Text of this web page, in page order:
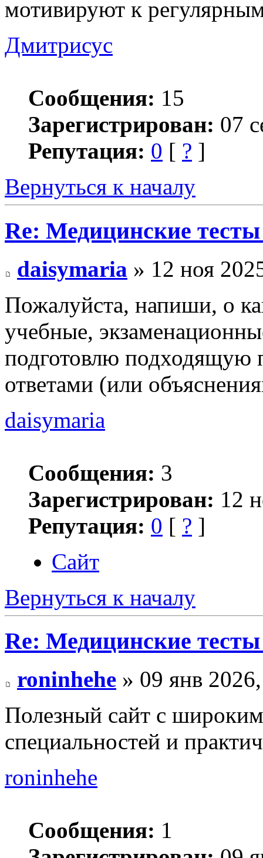
мотивируют к
Дмитрисус
Сообщения: 15
Зарегистрирован: 07
Репутация: 0 [ ? ]
Вернуться к началу
Re: Медицинские тесты
daisymaria » 12 ноя
Пожалуйста, напиши, о
учебные,
подготовлю подходящую
ответами (или
daisymaria
Сообщения: 3
Зарегистрирован: 12
Репутация: 0 [ ? ]
Сайт
Вернуться к началу
Re: Медицинские тесты
roninhehe » 09 янв
Полезный сайт с
специальностей и
roninhehe
Сообщения: 1